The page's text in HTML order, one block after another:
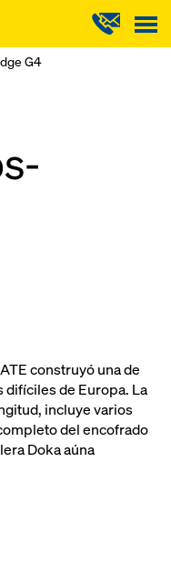
G4
construyó una de
difíciles de Europa. La
incluye varios
del encofrado
Doka aúna